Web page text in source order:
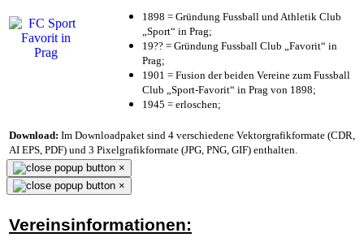
1898 = Gründung Fussball und Athletik Club
„Sport“ in Prag;
19?? = Gründung Fussball Club „Favorit“ in
Prag;
1901 = Fusion der beiden Vereine zum Fussball
Club „Sport-Favorit“ in Prag von 1898;
1945 = erloschen;
Download: Im Downloadpaket sind 4 verschiedene Vektorgrafikformate (CDR,
AI EPS, PDF) und 3 Pixelgrafikformate (JPG, PNG, GIF) enthalten.
×
×
Vereinsinformationen: